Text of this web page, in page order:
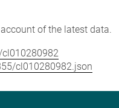
of the latest data.
cl010280982.json